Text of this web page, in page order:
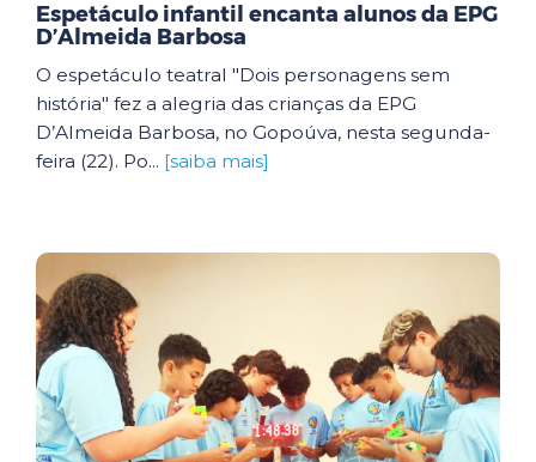
Espetáculo infantil encanta alunos da EPG
D’Almeida Barbosa
O espetáculo teatral "Dois personagens sem
história" fez a alegria das crianças da EPG
D’Almeida Barbosa, no Gopoúva, nesta segunda-
feira (22). Po... [saiba mais]